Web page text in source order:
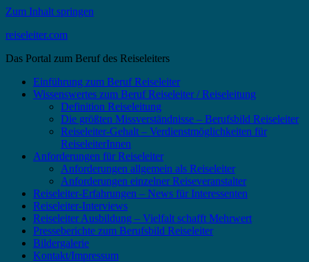
Zum Inhalt springen
reiseleiter.com
Das Portal zum Beruf des Reiseleiters
Einführung zum Beruf Reiseleiter
Wissenswertes zum Beruf Reiseleiter / Reiseleitung
Definition Reiseleitung
Die größten Missverständnisse – Berufsbild Reiseleiter
Reiseleiter-Gehalt – Verdienstmöglichkeiten für
ReiseleiterInnen
Anforderungen für Reiseleiter
Anforderungen allgemein als Reiseleiter
Anforderungen einzelner Reiseveranstalter
Reiseleiter-Erfahrungen – News für Interessenten
Reiseleiter-Interviews
Reiseleiter Ausbildung – Vielfalt schafft Mehrwert
Presseberichte zum Berufsbild Reiseleiter
Bildergalerie
Kontakt/Impressum